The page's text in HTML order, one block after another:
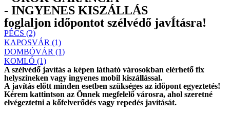
- INGYENES KISZÁLLÁS
foglaljon időpontot szélvédő javÍtásra!
PÉCS (2)
KAPOSVÁR (1)
DOMBÓVÁR (1)
KOMLÓ (1)
A szélvédő javítás a képen látható városokban elérhető fix
helyszíneken vagy ingyenes mobil kiszállással.
A javítás előtt minden esetben szükséges az időpont egyeztetés!
Kérem kattintson az Önnek megfelelő városra, ahol szeretné
elvégeztetni a kőfelverődés vagy repedés javítását.